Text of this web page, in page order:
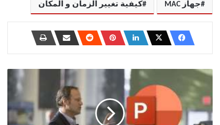
جهاز MAC كيفية تغيير الزمان و المكان
كيفية
وإضافة
علامة
مائية